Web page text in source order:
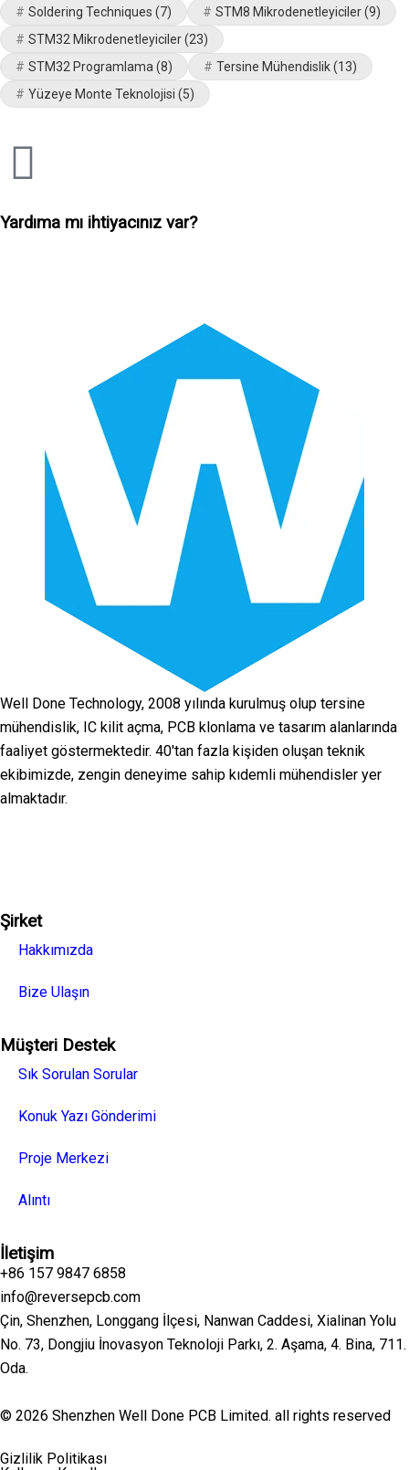
Soldering Techniques (7) STM8 Mikrodenetleyiciler(9)
STM32 Mikrodenetleyiciler(23)
STM32 Programlama(8) Tersine Mühendislik(13)
Yüzeye Monte Teknolojisi (5)
Yardıma mı ihtiyacınız var?
Well Done Technology, 2008 yılında kurulmuş olup tersine
mühendislik, IC kilit açma, PCB klonlama ve tasarım alanlarında
faaliyet göstermektedir. 40'tan fazla kişiden oluşan teknik
ekibimizde, zengin deneyime sahip kıdemli mühendisler yer
almaktadır.
Şirket
Hakkımızda
Bize Ulaşın
Müşteri Destek
Sık Sorulan Sorular
Konuk Yazı Gönderimi
Proje Merkezi
Alıntı
İletişim
+86 157 9847 6858
info@reversepcb.com
Çin, Shenzhen, Longgang İlçesi, Nanwan Caddesi, Xialinan Yolu
No. 73, Dongjiu İnovasyon Teknoloji Parkı, 2. Aşama, 4. Bina, 711.
Oda.
© 2026 Shenzhen Well Done PCB Limited. all rights reserved
Gizlilik Politikası